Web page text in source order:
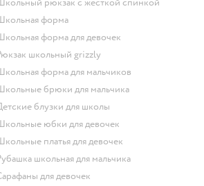
Школьный рюкзак с жесткой спинкой
Школьная форма
Школьная форма для девочек
Рюкзак школьный grizzly
Школьная форма для мальчиков
Школьные брюки для мальчика
Детские блузки для школы
Школьные юбки для девочек
Школьные платья для девочек
Рубашка школьная для мальчика
Сарафаны для девочек